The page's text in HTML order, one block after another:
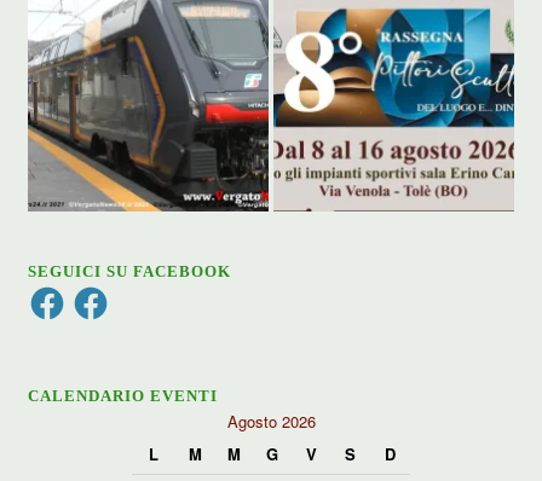
SEGUICI SU FACEBOOK
FacebookFacebook
CALENDARIO EVENTI
Agosto 2026
L
M M G V S
D